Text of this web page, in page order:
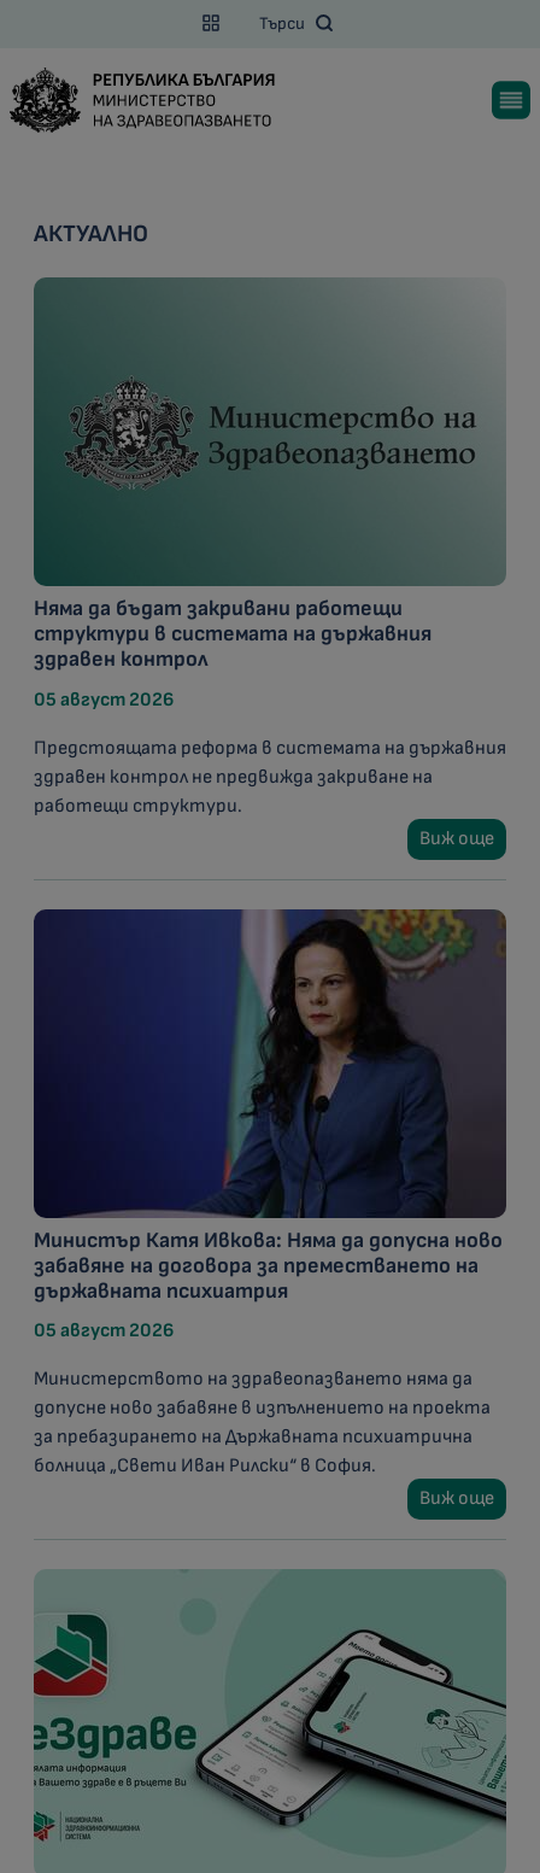
Търси
АКТУАЛНО
Няма да бъдат закривани работещи
структури в системата на държавния
здравен контрол
05 август 2026
Предстоящата реформа в системата на държавния
здравен контрол не предвижда закриване на
работещи структури.
Виж още
Министър Катя Ивкова: Няма да допусна ново
забавяне на договора за преместването на
държавната психиатрия
05 август 2026
Министерството на здравеопазването няма да
допусне ново забавяне в изпълнението на проекта
за пребазирането на Държавната психиатрична
болница „Свети Иван Рилски“ в София.
Виж още